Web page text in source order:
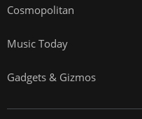
Cosmopolitan
Music Today
Gadgets & Gizmos